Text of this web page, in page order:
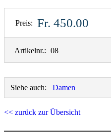
Preis: Fr. 450.00
Artikelnr.: 08
Siehe auch: Damen
<< zurück zur Übersicht